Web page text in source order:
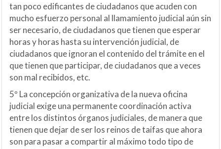
tan poco edificantes de ciudadanos que acuden con
mucho esfuerzo personal al llamamiento judicial aún sin
ser necesario, de ciudadanos que tienen que esperar
horas y horas hasta su intervención judicial, de
ciudadanos que ignoran el contenido del trámite en el
que tienen que participar, de ciudadanos que a veces
son mal recibidos, etc.
5º La concepción organizativa de la nueva oficina
judicial exige una permanente coordinación activa
entre los distintos órganos judiciales, de manera que
tienen que dejar de ser los reinos de taifas que ahora
son para pasar a compartir al máximo todo tipo de